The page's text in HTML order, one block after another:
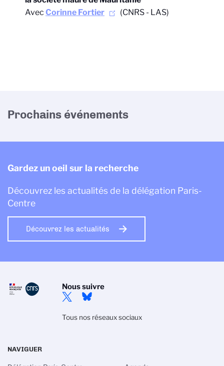
Avec Corinne Fortier (CNRS - LAS)
Prochains événements
Gardez un oeil sur la recherche
Découvrez les actualités de la délégation Paris-
Centre
Découvrez les actualités
Nous suivre
Tous nos réseaux sociaux
NAVIGUER